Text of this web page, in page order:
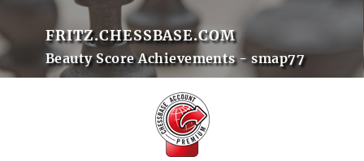
FRITZ.CHESSBASE.COM
Beauty Score Achievements - smap77